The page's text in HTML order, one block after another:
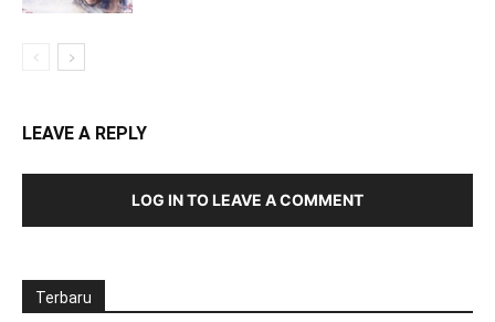
LEAVE A REPLY
LOG IN TO LEAVE A COMMENT
Terbaru